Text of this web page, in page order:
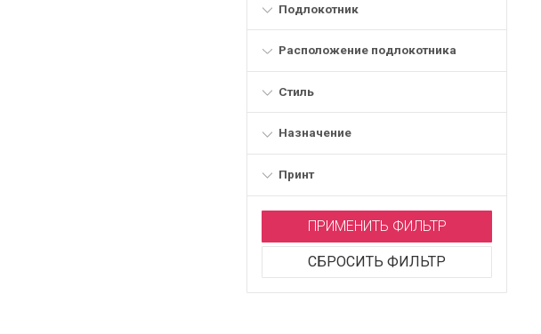
Подлокотник
Расположение подлокотника
Стиль
Назначение
Принт
ПРИМЕНИТЬ ФИЛЬТР
СБРОСИТЬ ФИЛЬТР